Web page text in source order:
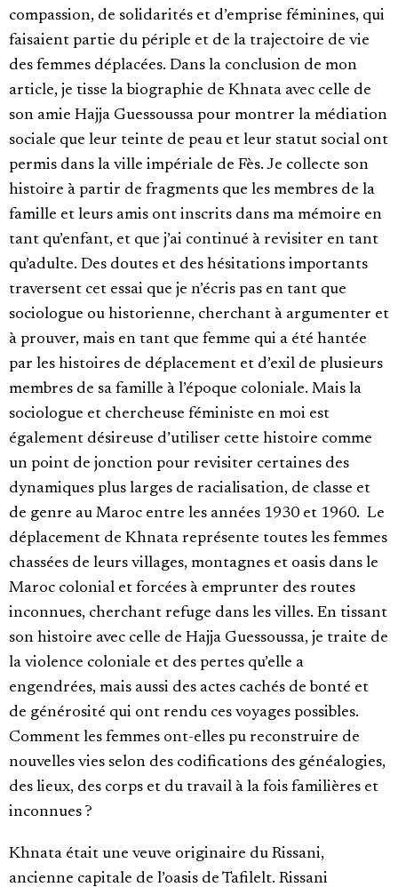
compassion, de solidarités et d’emprise féminines, qui
faisaient partie du périple et de la trajectoire de vie
des femmes déplacées. Dans la conclusion de mon
article, je tisse la biographie de Khnata avec celle de
son amie Hajja Guessoussa pour montrer la médiation
sociale que leur teinte de peau et leur statut social ont
permis dans la ville impériale de Fès. Je collecte son
histoire à partir de fragments que les membres de la
famille et leurs amis ont inscrits dans ma mémoire en
tant qu’enfant, et que j’ai continué à revisiter en tant
qu’adulte. Des doutes et des hésitations importants
traversent cet essai que je n’écris pas en tant que
sociologue ou historienne, cherchant à argumenter et
à prouver, mais en tant que femme qui a été hantée
par les histoires de déplacement et d’exil de plusieurs
membres de sa famille à l’époque coloniale. Mais la
sociologue et chercheuse féministe en moi est
également désireuse d’utiliser cette histoire comme
un point de jonction pour revisiter certaines des
dynamiques plus larges de racialisation, de classe et
de genre au Maroc entre les années 1930 et 1960. Le
déplacement de Khnata représente toutes les femmes
chassées de leurs villages, montagnes et oasis dans le
Maroc colonial et forcées à emprunter des routes
inconnues, cherchant refuge dans les villes. En tissant
son histoire avec celle de Hajja Guessoussa, je traite de
la violence coloniale et des pertes qu’elle a
engendrées, mais aussi des actes cachés de bonté et
de générosité qui ont rendu ces voyages possibles.
Comment les femmes ont-elles pu reconstruire de
nouvelles vies selon des codifications des généalogies,
des lieux, des corps et du travail à la fois familières et
inconnues ?
Khnata était une veuve originaire du Rissani,
ancienne capitale de l’oasis de Tafilelt. Rissani